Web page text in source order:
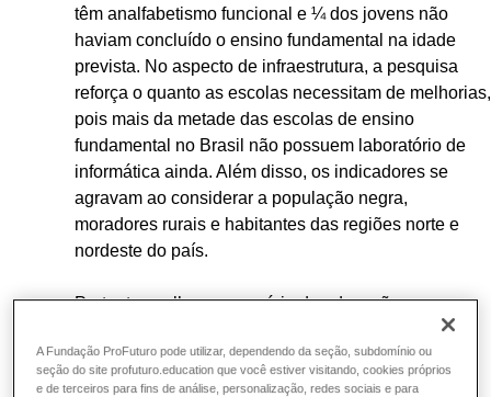
têm analfabetismo funcional e ¼ dos jovens não
haviam concluído o ensino fundamental na idade
prevista. No aspecto de infraestrutura, a pesquisa
reforça o quanto as escolas necessitam de melhorias,
pois mais da metade das escolas de ensino
fundamental no Brasil não possuem laboratório de
informática ainda. Além disso, os indicadores se
agravam ao considerar a população negra,
moradores rurais e habitantes das regiões norte e
nordeste do país.
Portanto, melhorar o cenário da educação requer
uma série de ações, como: melhorar ainda mais o
currículo escolar, investir em infraestrutura,
possibilitar formações para toda a rede escolar e
A Fundação ProFuturo pode utilizar, dependendo da seção, subdomínio ou
seção do site profuturo.education que você estiver visitando, cookies próprios
e de terceiros para fins de análise, personalização, redes sociais e para